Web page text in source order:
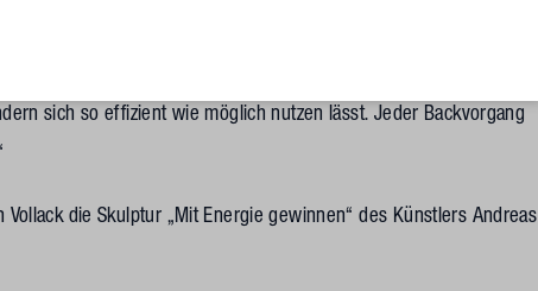
entstanden Büro-, Sozial- und Schulungsräume. Heiko Hensing,
sich so effizient wie möglich nutzen lässt. Jeder Backvorgang
die Skulptur „Mit Energie gewinnen“ des Künstlers Andreas